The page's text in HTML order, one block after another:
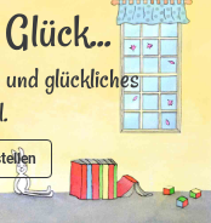
glückliches